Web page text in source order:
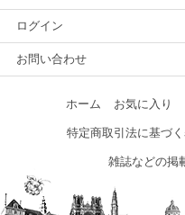
ログイン
お問い合わせ
ホーム お気に入り
特定商取引法に基づ
雑誌などの掲